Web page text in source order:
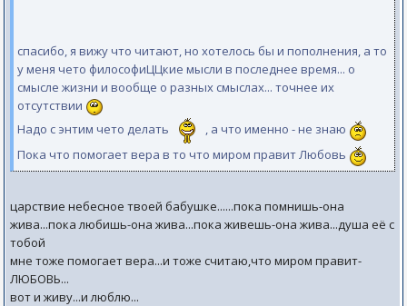
спасибо, я вижу что читают, но хотелось бы и пополнения, а то
у меня чето философиЦЦкие мысли в последнее время... о
смысле жизни и вообще о разных смыслах... точнее их
отсутствии
Надо с энтим чето делать
, а что именно - не знаю
Пока что помогает вера в то что миром правит Любовь
царствие небесное твоей бабушке......пока помнишь-она
жива...пока любишь-она жива...пока живешь-она жива...душа её с
тобой
мне тоже помогает вера...и тоже считаю,что миром правит-
ЛЮБОВЬ...
вот и живу...и люблю...